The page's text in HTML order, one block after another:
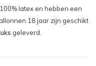
latex en hebben een
18 jaar zijn geschikt
geleverd.